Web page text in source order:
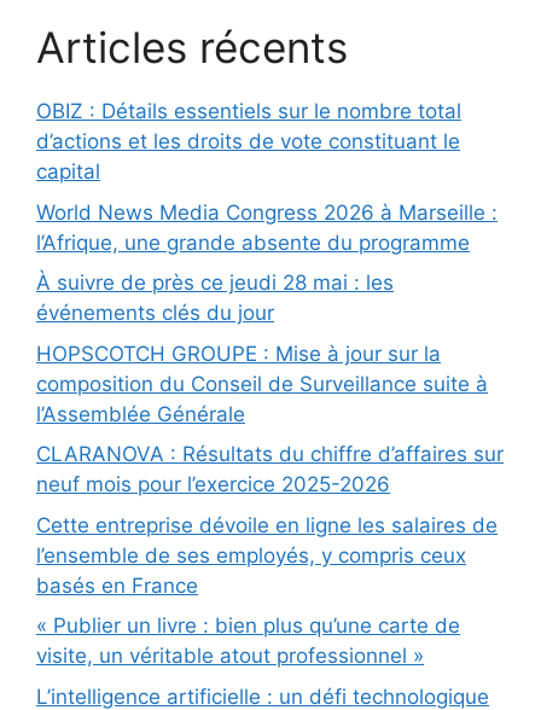
Articles récents
OBIZ : Détails essentiels sur le nombre total
d’actions et les droits de vote constituant le
capital
World News Media Congress 2026 à Marseille :
l’Afrique, une grande absente du programme
À suivre de près ce jeudi 28 mai : les
événements clés du jour
HOPSCOTCH GROUPE : Mise à jour sur la
composition du Conseil de Surveillance suite à
l’Assemblée Générale
CLARANOVA : Résultats du chiffre d’affaires sur
neuf mois pour l’exercice 2025-2026
Cette entreprise dévoile en ligne les salaires de
l’ensemble de ses employés, y compris ceux
basés en France
« Publier un livre : bien plus qu’une carte de
visite, un véritable atout professionnel »
L’intelligence artificielle : un défi technologique